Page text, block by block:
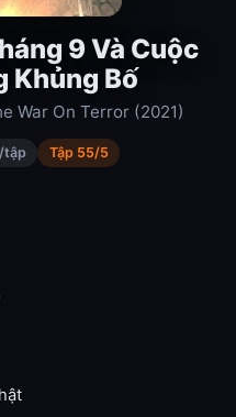
9 Và Cuộc
Khủng Bố
War On Terror (2021)
tập Tập 55/5